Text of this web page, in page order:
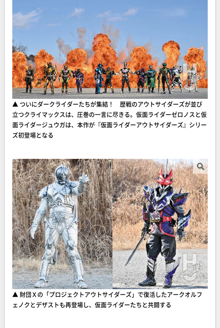
▲ ついにダークライダーたちが集結！ 歴戦のアウトサイダーズが並び
立つクライマックスは、圧巻の一言に尽きる。仮面ライダーゼロノスと仮
面ライダージュウガは、本作が『仮面ライダーアウトサイダーズ』シリー
ズ初登場となる
▲ 財団Ｘの「プロジェクトアウトサイダーズ」で復活したアークオルフ
ェノクとデザストも再登場し、仮面ライダーたちと共闘する